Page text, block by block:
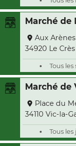
Marché de
Aux Arènes
34920 Le Crès
Tous
Marché de
Place du
34110 Vic-la-
Tous